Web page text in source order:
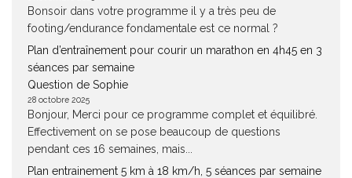
Bonsoir dans votre programme il y a très peu de
footing/endurance fondamentale est ce normal ?
Plan d’entraînement pour courir un marathon en 4h45 en 3
séances par semaine
Question de Sophie
28 octobre 2025
Bonjour, Merci pour ce programme complet et équilibré.
Effectivement on se pose beaucoup de questions
pendant ces 16 semaines, mais...
Plan entrainement 5 km à 18 km/h, 5 séances par semaine